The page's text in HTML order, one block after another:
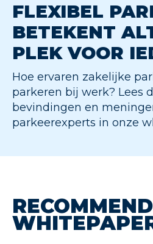
FLEXIBEL
BETEKENT
PLEK VOOR
Hoe ervaren zakelijke
parkeren bij werk? Lees
bevindingen en
parkeerexperts in onze